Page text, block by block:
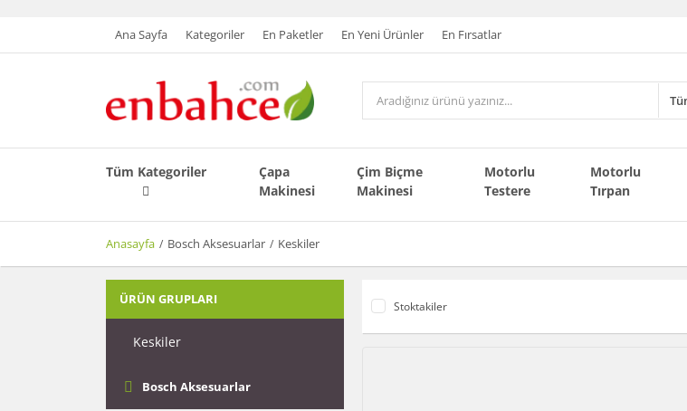
Ana Sayfa Kategoriler En Paketler En Yeni Ürünler En Fırsatlar
Tüm Kategoriler
Çapa
Makinesi
Çim Biçme
Makinesi
Motorlu
Testere
Motorlu
Tırpan
Anasayfa Bosch Aksesuarlar Keskiler
ÜRÜN GRUPLARI
Keskiler
Bosch Aksesuarlar
Stoktakiler